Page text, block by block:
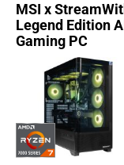
MSI x
Legend Edition
Gaming PC